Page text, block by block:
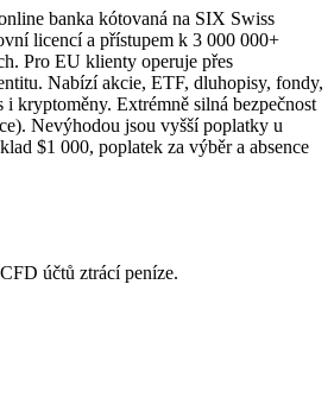
banka kótovaná na SIX Swiss
licencí a přístupem k 3 000 000+
Pro EU klienty operuje přes
Nabízí akcie, ETF, dluhopisy, fondy,
kryptoměny. Extrémně silná bezpečnost
Nevýhodou jsou vyšší poplatky u
$1 000, poplatek za výběr a absence
účtů ztrácí peníze.